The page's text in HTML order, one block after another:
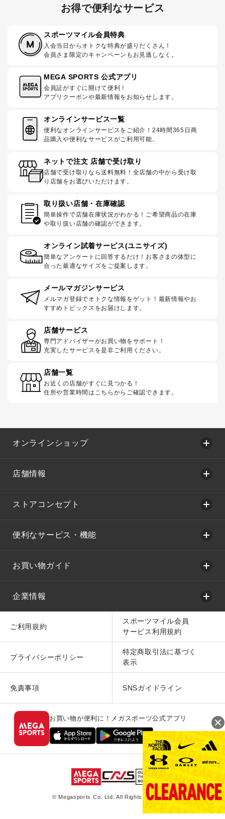
お得で便利なサービス
スポーツマイル会員特典
入会当日からオトクな特典が盛りだくさん！
会員さま限定のキャンペーンもお見逃しなく。
MEGA SPORTS 公式アプリ
会員証がすぐに開けて便利！
アプリクーポンや最新情報をお知らせします。
オンラインサービス一覧
便利なオンラインサービスをご紹介！24時間365日商
品購入や便利なサービスがご利用可能。
ネットで注文 店舗で受け取り
店舗で受け取りなら送料無料！全店舗の中から受け取
り店舗をお選びいただけます。
取り扱い店舗・在庫確認
簡単操作で店舗在庫状況がわかる！ご希望商品の在庫
や取り扱い店舗の確認ができます。
オンライン試着サービス(ユニサイズ)
簡単なアンケートに回答するだけ！お客さまの体型に
合った最適なサイズをご提案します。
メールマガジンサービス
メルマガ登録でオトクな情報をゲット！最新情報やお
すすめトピックスをお届けします。
店舗サービス
専門アドバイザーがお買い物をサポート！
充実したサービスを是非ご利用ください。
店舗一覧
お近くの店舗がすぐに見つかる！
住所や営業時間はこちらからご確認できます。
オンラインショップ
店舗情報
ストアコンセプト
便利なサービス・機能
お買い物ガイド
企業情報
ご利用規約
スポーツマイル会員
サービス利用規約
プライバシーポリシー
特定商取引法に基づく
表示
免責事項 SNSガイドライン
お買い物が便利に！メガスポーツ公式アプリ
© Megasports Co. Ltd. All Rights Reserved.